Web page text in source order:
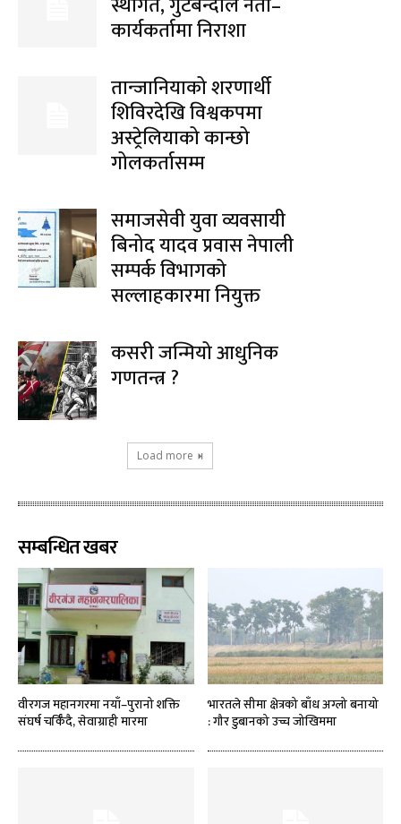
कार्यकर्तामा निराशा
तान्जानियाको शरणार्थी
शिविरदेखि विश्वकपमा
अस्ट्रेलियाको कान्छो
गोलकर्तासम्म
समाजसेवी युवा व्यवसायी
बिनोद यादव प्रवास नेपाली
सम्पर्क विभागको
सल्लाहकारमा नियुक्त
कसरी जन्मियो आधुनिक
गणतन्त्र ?
Load more
सम्बन्धित खबर
वीरगज महानगरमा नयाँ–पुरानो शक्ति
संघर्ष चर्किँदै, सेवाग्राही मारमा
भारतले सीमा क्षेत्रको बाँध अग्लो बनायो
: गौर डुबानको उच्च जोखिममा